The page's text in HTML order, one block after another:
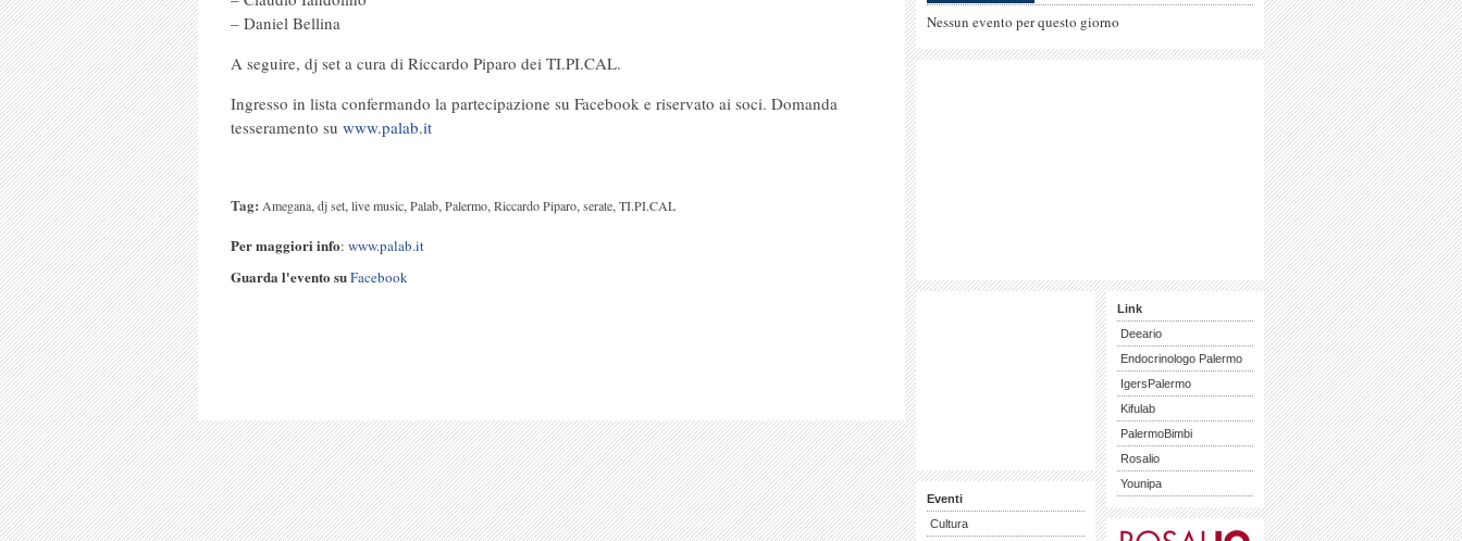
– Daniel Bellina
A seguire, dj set a cura di Riccardo Piparo dei TI.PI.CAL.
Ingresso in lista confermando la partecipazione su Facebook e riservato ai soci. Domanda
tesseramento su www.palab.it
Tag: Amegana,dj set,live music,Palab,Palermo,Riccardo Piparo,serate,TI.PI.CAL
Per maggiori info: www.palab.it
Guarda l'evento suFacebook
Nessun evento per questo giorno
Eventi
Cultura
Link
Deeario
Endocrinologo Palermo
IgersPalermo
Kifulab
PalermoBimbi
Rosalio
Younipa